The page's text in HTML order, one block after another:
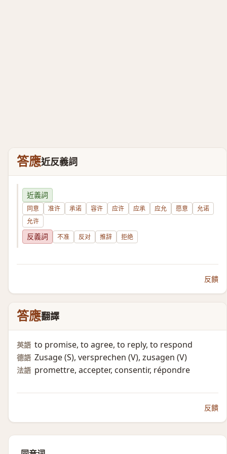
答應近反義詞
近義詞
同意 准许 承诺 容许 应许 应承 应允 愿意
允诺
允许
反義詞 不准 反对 推辞 拒绝
反饋
答應翻譯
英語 to promise, to agree, to reply, to respond
德語 Zusage (S)​, versprechen (V)​, zusagen (V)​
法語 promettre, accepter, consentir, répondre
反饋